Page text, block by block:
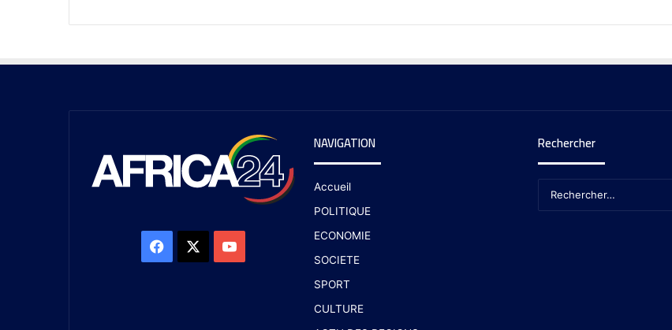
NAVIGATION
Accueil
POLITIQUE
ECONOMIE
SOCIETE
SPORT
CULTURE
Rechercher